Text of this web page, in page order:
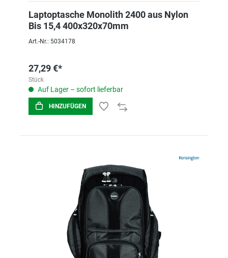
Laptoptasche Monolith 2400 aus Nylon
Bis 15,4 400x320x70mm
Art.-Nr.: 5034178
27,29 €*
Stück
Auf Lager – sofort lieferbar
HINZUFÜGEN